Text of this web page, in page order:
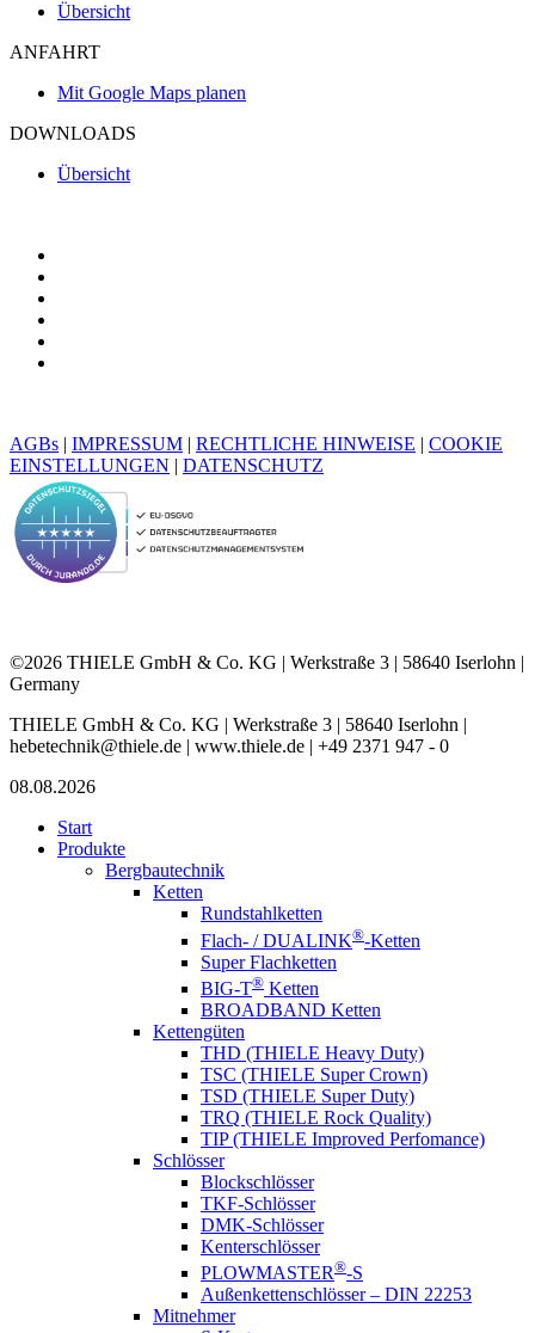
Übersicht
ANFAHRT
Mit Google Maps planen
DOWNLOADS
Übersicht
AGBs | IMPRESSUM | RECHTLICHE HINWEISE | COOKIE
EINSTELLUNGEN | DATENSCHUTZ
©2026 THIELE GmbH & Co. KG | Werkstraße 3 | 58640 Iserlohn |
Germany
THIELE GmbH & Co. KG | Werkstraße 3 | 58640 Iserlohn |
hebetechnik@thiele.de | www.thiele.de | +49 2371 947 - 0
08.08.2026
Start
Produkte
Bergbautechnik
Ketten
Rundstahlketten
Flach- / DUALINK®-Ketten
Super Flachketten
BIG-T® Ketten
BROADBAND Ketten
Kettengüten
THD (THIELE Heavy Duty)
TSC (THIELE Super Crown)
TSD (THIELE Super Duty)
TRQ (THIELE Rock Quality)
TIP (THIELE Improved Perfomance)
Schlösser
Blockschlösser
TKF-Schlösser
DMK-Schlösser
Kenterschlösser
PLOWMASTER®-S
Außenkettenschlösser – DIN 22253
Mitnehmer